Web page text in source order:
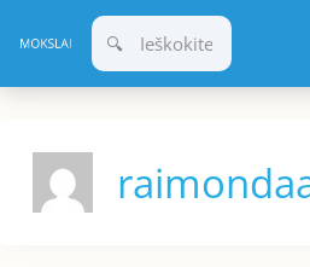
prie
turinio